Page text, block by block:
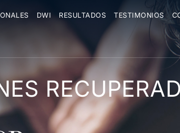
DWI RESULTADOS TESTIMONIOS